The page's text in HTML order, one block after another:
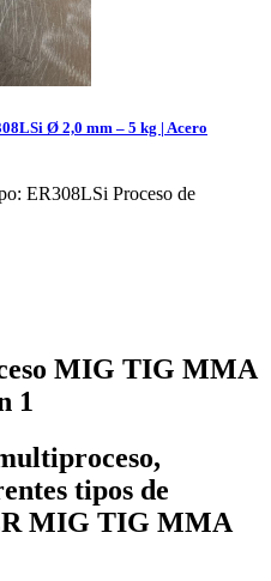
Ø 2,0 mm – 5 kg | Acero
ER308LSi Proceso de
MIG TIG MMA
1
tipos de
MIG TIG MMA